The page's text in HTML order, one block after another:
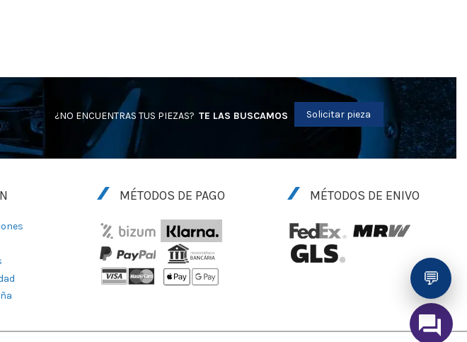
¿NO ENCUENTRAS TUS PIEZAS? TE LAS BUSCAMOS Solicitar pieza
MÉTODOS DE PAGO MÉTODOS DE ENIVO
💬